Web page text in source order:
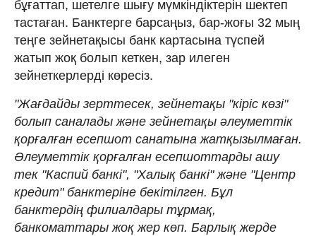
бұғаттап, шетелге шығу мүмкіндіктерін шектеп
тастаған. Банктерге барсаңыз, бар-жоғы 32 мың
теңге зейнетақысы банк картасына түспей
жатып жоқ болып кеткен, зар илеген
зейнеткерлерді көресіз.
"Жағдайды зерттесек, зейнетақы "кіріс көзі"
болып саналады және зейнетақы әлеуметтік
қорғалған есепшот санатына жатқызылмаған.
Әлеуметтік қорғалған есепшоттарды ашу
тек "Каспий банкі", "Халық банкі" және "Центр
кредит" банктеріне бекітілген. Бұл
банктердің филиалдары тұрмақ,
банкоматтары жоқ жер көп. Барлық жерде